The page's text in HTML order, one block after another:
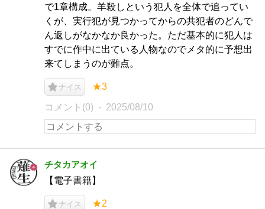
で1章構成。羊殺しという犯人を全体で追ってい
くが、実行犯が見つかってからの共犯者のどんで
ん返しがなかなか良かった。ただ基本的に犯人は
すでに作中に出ている人物なのでメタ的に予想出
来てしまうのが難点。
ナイス ★3
コメント(0) 2025/08/10
チタカアオイ
【電子書籍】
ナイス ★2